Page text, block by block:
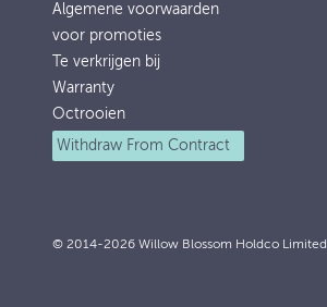
Algemene voorwaarden
voor promoties
Te verkrijgen bij
Warranty
Octrooien
Withdraw From Contract
© 2014-2026 Willow Blossom Holdco Limited